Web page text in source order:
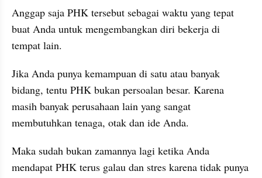
Anggap saja PHK tersebut sebagai waktu yang tepat
buat Anda untuk mengembangkan diri bekerja di
tempat lain.
Jika Anda punya kemampuan di satu atau banyak
bidang, tentu PHK bukan persoalan besar. Karena
masih banyak perusahaan lain yang sangat
membutuhkan tenaga, otak dan ide Anda.
Maka sudah bukan zamannya lagi ketika Anda
mendapat PHK terus galau dan stres karena tidak punya